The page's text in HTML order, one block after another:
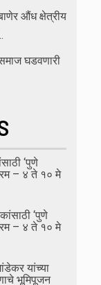
औंध क्षेत्रीय
घडवणारी
‘पुणे
– ४ ते १० मे
‘पुणे
– ४ ते १० मे
यांच्या
भूमिपूजन